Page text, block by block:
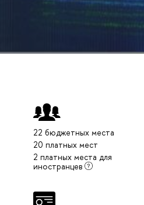
22 бюджетных места
20 платных мест
2 платных места для
иностранцев